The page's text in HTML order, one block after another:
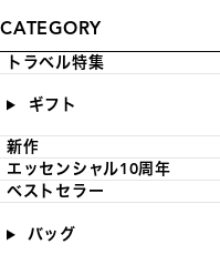
CATEGORY
トラベル特集
ギフト
新作
エッセンシャル10周年
ベストセラー
バッグ